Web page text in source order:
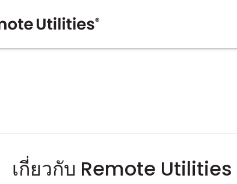
เกี่ยวกับ Remote Utilities